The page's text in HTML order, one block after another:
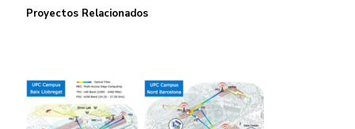
Proyectos Relacionados